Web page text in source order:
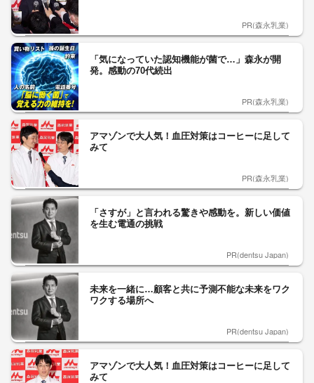
PR(森永乳業)
「気になっていた認知機能が菌で…」森永が開
発。感動の70代続出
PR(森永乳業)
アマゾンで大人気！血圧対策はコーヒーに足して
みて
PR(森永乳業)
「さすが」と言われる驚きや感動を。新しい価値
を生む電通の挑戦
PR(dentsu Japan)
未来を一緒に…顧客と共に予測不能な未来をワク
ワクする場所へ
PR(dentsu Japan)
アマゾンで大人気！血圧対策はコーヒーに足して
みて